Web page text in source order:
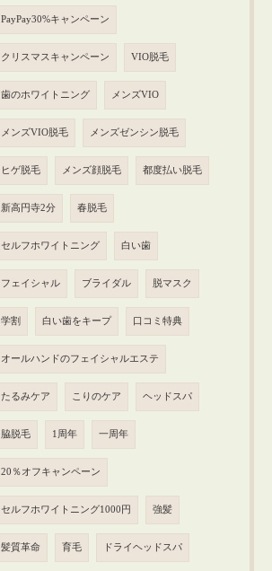
PayPay30%キャンペーン
クリスマスキャンペーン VIO脱毛
歯のホワイトニング メンズVIO
メンズVIO脱毛 メンズゼンシン脱毛
ヒゲ脱毛 メンズ顔脱毛 都度払い脱毛
新高円寺2分 春脱毛
セルフホワイトニング 白い歯
フェイシャル ブライダル 脱マスク
学割 白い歯をキープ 口コミ特典
オールハンドのフェイシャルエステ
たるみケア こりのケア ヘッドスパ
脇脱毛 1周年 一周年
20％オフキャンペーン
セルフホワイトニング1000円 強髪
髪質革命 育毛 ドライヘッドスパ